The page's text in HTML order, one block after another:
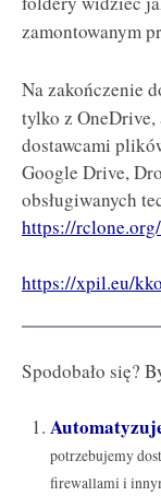
zamontowanym
Na zakończenie
tylko z
dostawcami
Google Drive,
obsługiwanych
https://rclone.org/
https://xpil.eu/kko
Spodobało się?
potrzebujemy
firewallami i